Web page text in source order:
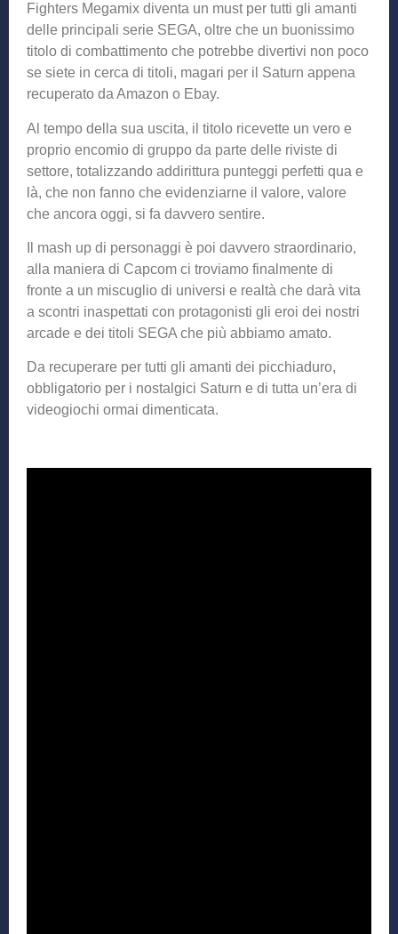
Fighters Megamix diventa un must per tutti gli amanti
delle principali serie SEGA, oltre che un buonissimo
titolo di combattimento che potrebbe divertivi non poco
se siete in cerca di titoli, magari per il Saturn appena
recuperato da Amazon o Ebay.
Al tempo della sua uscita, il titolo ricevette un vero e
proprio encomio di gruppo da parte delle riviste di
settore, totalizzando addirittura punteggi perfetti qua e
là, che non fanno che evidenziarne il valore, valore
che ancora oggi, si fa davvero sentire.
Il mash up di personaggi è poi davvero straordinario,
alla maniera di Capcom ci troviamo finalmente di
fronte a un miscuglio di universi e realtà che darà vita
a scontri inaspettati con protagonisti gli eroi dei nostri
arcade e dei titoli SEGA che più abbiamo amato.
Da recuperare per tutti gli amanti dei picchiaduro,
obbligatorio per i nostalgici Saturn e di tutta un’era di
videogiochi ormai dimenticata.